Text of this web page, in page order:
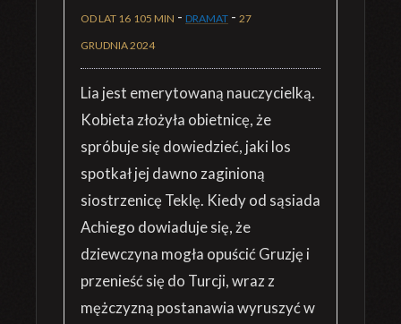
OD LAT 16 105 MIN - DRAMAT - 27
GRUDNIA 2024
Lia jest emerytowaną nauczycielką.
Kobieta złożyła obietnicę, że
spróbuje się dowiedzieć, jaki los
spotkał jej dawno zaginioną
siostrzenicę Teklę. Kiedy od sąsiada
Achiego dowiaduje się, że
dziewczyna mogła opuścić Gruzję i
przenieść się do Turcji, wraz z
mężczyzną postanawia wyruszyć w